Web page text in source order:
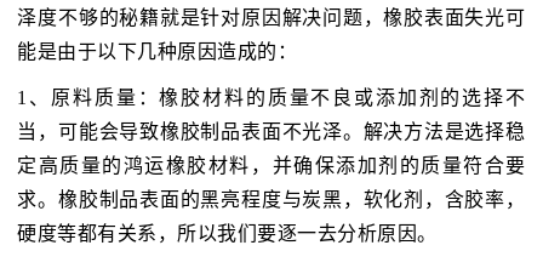
泽度不够的秘籍就是针对原因解决问题，橡胶表面失光可
能是由于以下几种原因造成的：
1、原料质量：橡胶材料的质量不良或添加剂的选择不
当，可能会导致橡胶制品表面不光泽。解决方法是选择稳
定高质量的鸿运橡胶材料，并确保添加剂的质量符合要
求。橡胶制品表面的黑亮程度与炭黑，软化剂，含胶率，
硬度等都有关系，所以我们要逐一去分析原因。